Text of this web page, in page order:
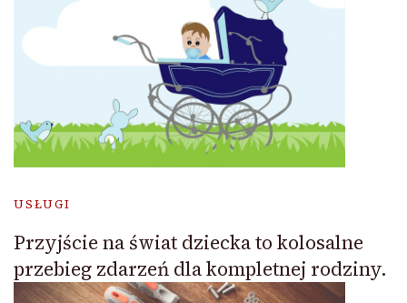
USŁUGI
Przyjście na świat dziecka to kolosalne
przebieg zdarzeń dla kompletnej rodziny.